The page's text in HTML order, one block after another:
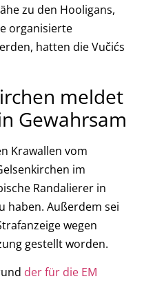
zu den Hooligans,
organisierte
hatten die Vučićs
meldet
Gewahrsam
Krawallen vom
im
Randalierer in
haben. Außerdem sei
wegen
gestellt worden.
der für die EM